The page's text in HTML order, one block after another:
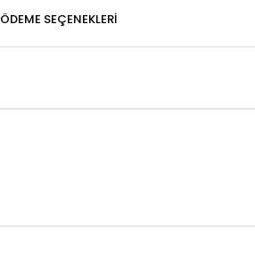
ÖDEME SEÇENEKLERI